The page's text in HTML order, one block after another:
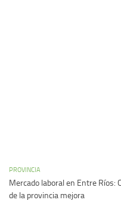
PROVINCIA
Mercado laboral en Entre Ríos:
de la provincia mejora